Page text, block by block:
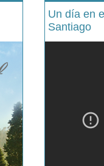
Un día en
Santiago